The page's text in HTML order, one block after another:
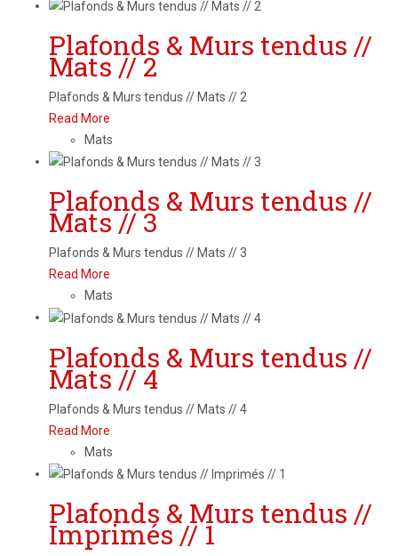
Plafonds & Murs tendus //
Mats // 2
Plafonds & Murs tendus // Mats // 2
Read More
Mats
Plafonds & Murs tendus //
Mats // 3
Plafonds & Murs tendus // Mats // 3
Read More
Mats
Plafonds & Murs tendus //
Mats // 4
Plafonds & Murs tendus // Mats // 4
Read More
Mats
Plafonds & Murs tendus //
Imprimés // 1